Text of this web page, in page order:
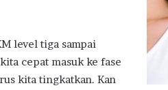
level tiga sampai
cepat masuk ke fase
kita tingkatkan. Kan